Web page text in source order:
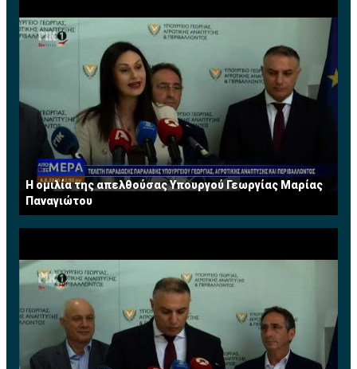
Η ομιλία της απελθούσας Υπουργού Γεωργίας Μαρίας
Παναγιώτου